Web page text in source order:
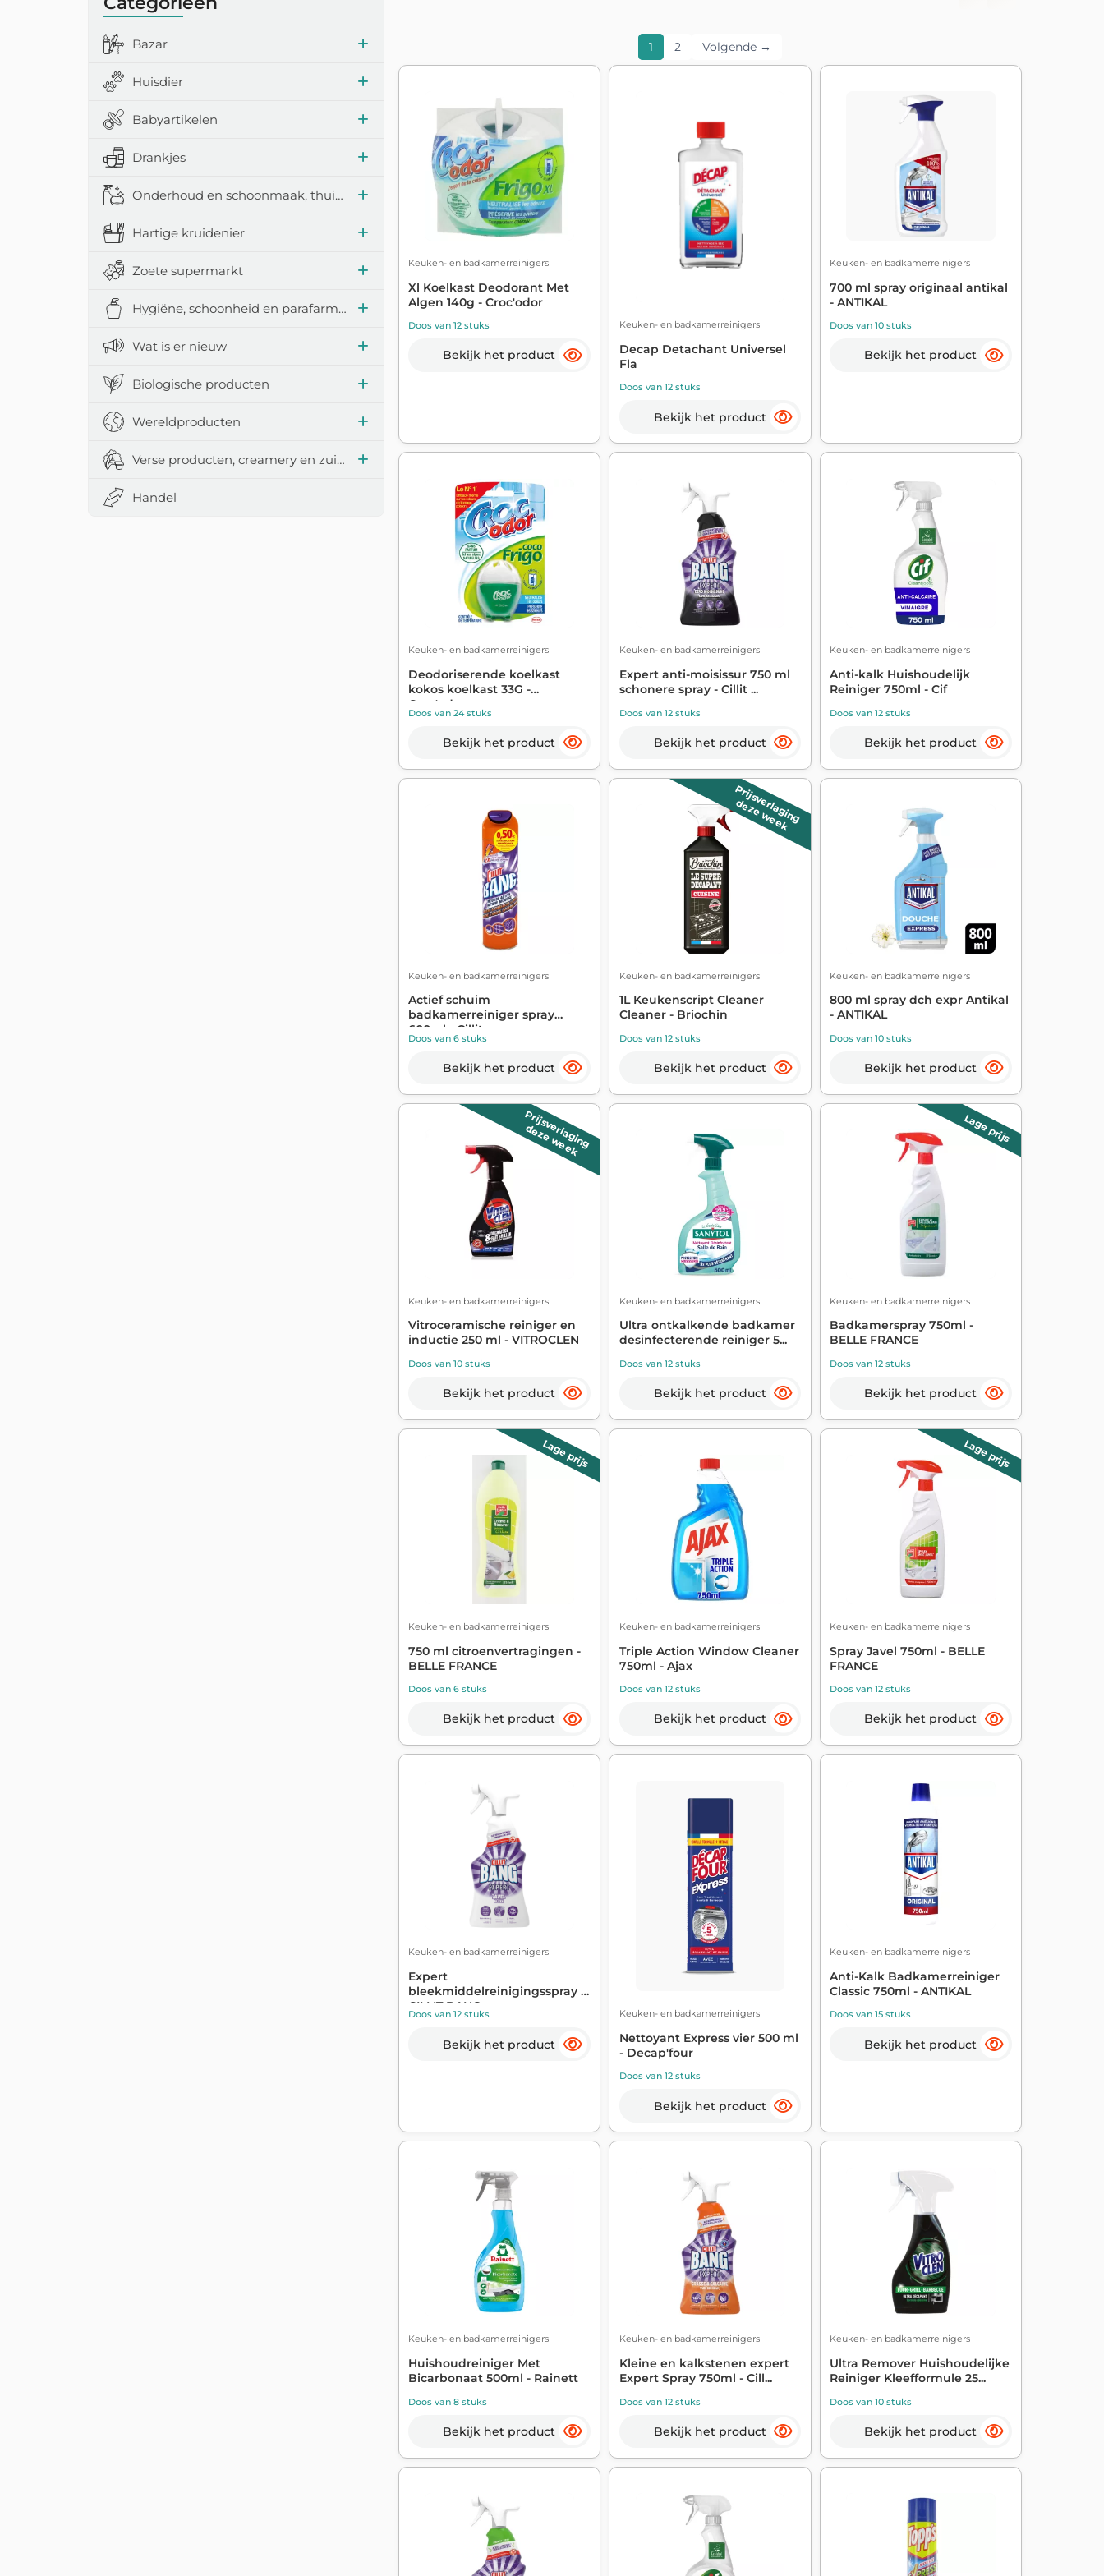
Bazar
Huisdier
Babyartikelen
Drankjes
Onderhoud en schoonmaak, thuisaccessoires
Hartige kruidenier
Zoete supermarkt
Hygiëne, schoonheid en parafarmacie
Wat is er nieuw
Biologische producten
Wereldproducten
Verse producten, creamery en zuivelproducten
Handel
1 2 Volgende →
Keuken- en badkamerreinigers
Xl Koelkast Deodorant Met
Algen 140g - Croc'odor
Doos van 12 stuks
Bekijk het product
Keuken- en badkamerreinigers
Decap Detachant Universel
Fla
Doos van 12 stuks
Bekijk het product
Keuken- en badkamerreinigers
700 ml spray originaal antikal
- ANTIKAL
Doos van 10 stuks
Bekijk het product
Keuken- en badkamerreinigers
Deodoriserende koelkast
kokos koelkast 33G -
Croc'odor
Doos van 24 stuks
Bekijk het product
Keuken- en badkamerreinigers
Expert anti-moisissur 750 ml
schonere spray - Cillit ...
Doos van 12 stuks
Bekijk het product
Keuken- en badkamerreinigers
Anti-kalk Huishoudelijk
Reiniger 750ml - Cif
Doos van 12 stuks
Bekijk het product
Keuken- en badkamerreinigers
Actief schuim
badkamerreiniger spray
600ml - Cillit
Doos van 6 stuks
Bekijk het product
Prijsverlaging
deze week
Keuken- en badkamerreinigers
1L Keukenscript Cleaner
Cleaner - Briochin
Doos van 12 stuks
Bekijk het product
Keuken- en badkamerreinigers
800 ml spray dch expr Antikal
- ANTIKAL
Doos van 10 stuks
Bekijk het product
Prijsverlaging
deze week
Keuken- en badkamerreinigers
Vitroceramische reiniger en
inductie 250 ml - VITROCLEN
Doos van 10 stuks
Bekijk het product
Keuken- en badkamerreinigers
Ultra ontkalkende badkamer
desinfecterende reiniger 5...
Doos van 12 stuks
Bekijk het product
Lage prijs
Keuken- en badkamerreinigers
Badkamerspray 750ml -
BELLE FRANCE
Doos van 12 stuks
Bekijk het product
Lage prijs
Keuken- en badkamerreinigers
750 ml citroenvertragingen -
BELLE FRANCE
Doos van 6 stuks
Bekijk het product
Keuken- en badkamerreinigers
Triple Action Window Cleaner
750ml - Ajax
Doos van 12 stuks
Bekijk het product
Lage prijs
Keuken- en badkamerreinigers
Spray Javel 750ml - BELLE
FRANCE
Doos van 12 stuks
Bekijk het product
Keuken- en badkamerreinigers
Expert
bleekmiddelreinigingsspray -
CILLIT BANG
Doos van 12 stuks
Bekijk het product
Keuken- en badkamerreinigers
Nettoyant Express vier 500 ml
- Decap'four
Doos van 12 stuks
Bekijk het product
Keuken- en badkamerreinigers
Anti-Kalk Badkamerreiniger
Classic 750ml - ANTIKAL
Doos van 15 stuks
Bekijk het product
Keuken- en badkamerreinigers
Huishoudreiniger Met
Bicarbonaat 500ml - Rainett
Doos van 8 stuks
Bekijk het product
Keuken- en badkamerreinigers
Kleine en kalkstenen expert
Expert Spray 750ml - Cill...
Doos van 12 stuks
Bekijk het product
Keuken- en badkamerreinigers
Ultra Remover Huishoudelijke
Reiniger Kleefformule 25...
Doos van 10 stuks
Bekijk het product